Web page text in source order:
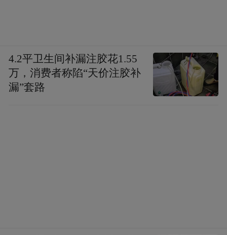
4.2平卫生间补漏注胶花1.55
万，消费者称陷“天价注胶补
漏”套路